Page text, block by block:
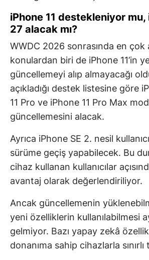
iPhone 11 destekleniyor mu,
27 alacak mı?
WWDC 2026 sonrasında en çok
konulardan biri de iPhone 11’in
güncellemeyi alıp almayacağı
açıkladığı destek listesine göre
11 Pro ve iPhone 11 Pro Max
güncellemesini alacak.
Ayrıca iPhone SE 2. nesil
sürüme geçiş yapabilecek. Bu
cihaz kullanan kullanıcılar
avantaj olarak değerlendiriliyor.
Ancak güncellemenin
yeni özelliklerin kullanılabilmesi
gelmiyor. Bazı yapay zekâ
donanıma sahip cihazlarla